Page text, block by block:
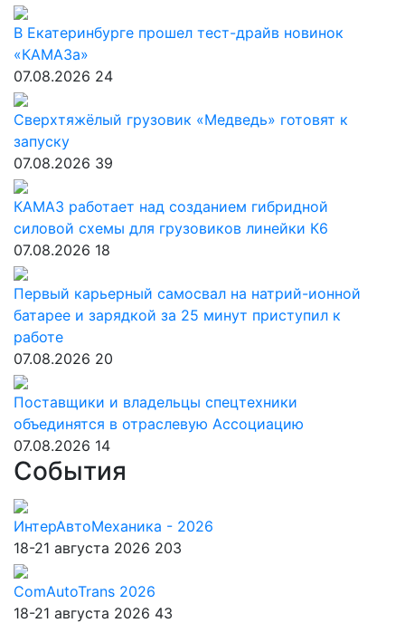
В Екатеринбурге прошел тест-драйв новинок
«КАМАЗа»
07.08.2026 24
Сверхтяжёлый грузовик «Медведь» готовят к
запуску
07.08.2026 39
КАМАЗ работает над созданием гибридной
силовой схемы для грузовиков линейки К6
07.08.2026 18
Первый карьерный самосвал на натрий-ионной
батарее и зарядкой за 25 минут приступил к
работе
07.08.2026 20
Поставщики и владельцы спецтехники
объединятся в отраслевую Ассоциацию
07.08.2026 14
События
ИнтерАвтоМеханика - 2026
18-21 августа 2026 203
ComAutoTrans 2026
18-21 августа 2026 43